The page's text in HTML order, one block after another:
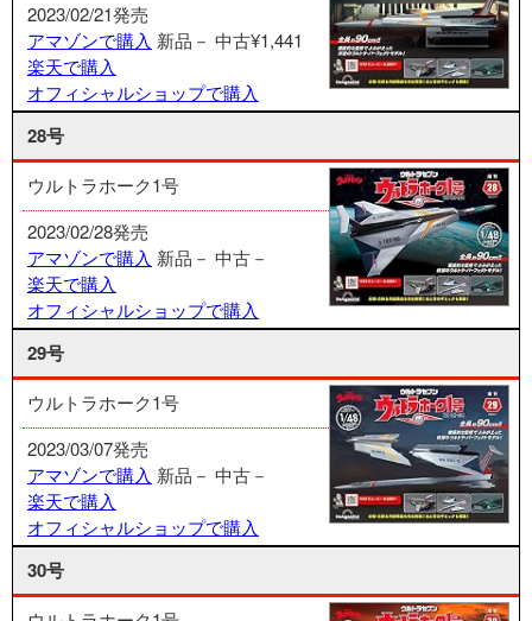
2023/02/21発売
アマゾンで購入 新品－ 中古¥1,441
楽天で購入
オフィシャルショップで購入
28号
ウルトラホーク1号
2023/02/28発売
アマゾンで購入 新品－ 中古－
楽天で購入
オフィシャルショップで購入
29号
ウルトラホーク1号
2023/03/07発売
アマゾンで購入 新品－ 中古－
楽天で購入
オフィシャルショップで購入
30号